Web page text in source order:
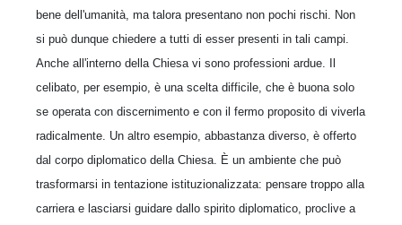
bene dell'umanità, ma talora presentano non pochi rischi. Non
si può dunque chiedere a tutti di esser presenti in tali campi.
Anche all'interno della Chiesa vi sono professioni ardue. Il
celibato, per esempio, è una scelta difficile, che è buona solo
se operata con discernimento e con il fermo proposito di viverla
radicalmente. Un altro esempio, abbastanza diverso, è offerto
dal corpo diplomatico della Chiesa. È un ambiente che può
trasformarsi in tentazione istituzionalizzata: pensare troppo alla
carriera e lasciarsi guidare dallo spirito diplomatico, proclive a